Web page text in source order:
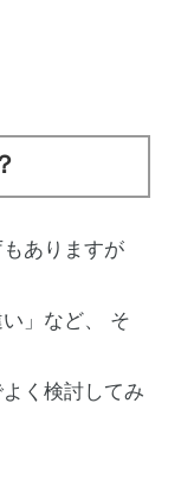
ありますが
」など、 そ
く検討してみ